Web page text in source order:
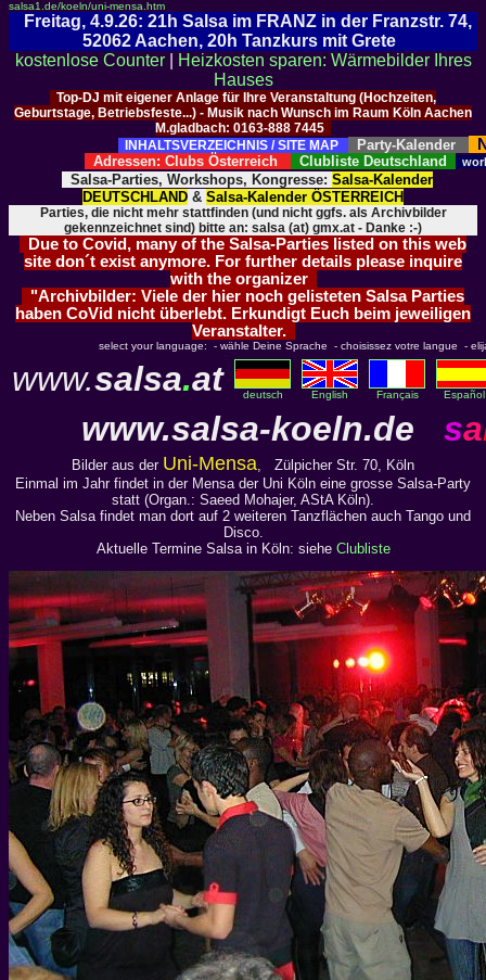
salsa1.de/koeln/uni-mensa.htm
Freitag, 4.9.26: 21h Salsa im FRANZ in der Franzstr. 74,
52062 Aachen, 20h Tanzkurs mit Grete
kostenlose Counter|
Heizkosten sparen: Wärmebilder Ihres
Hauses
Top-DJ mit eigener Anlage für Ihre Veranstaltung (Hochzeiten,
Geburtstage, Betriebsfeste...) - Musik nach Wunsch im Raum Köln Aachen
M.gladbach: 0163-888 7445
INHALTSVERZEICHNIS / SITE MAP
Party-Kalender
Adressen: Clubs Österreich Clubliste Deutschland
Salsa-Parties, Workshops, Kongresse: Salsa-Kalender
DEUTSCHLAND & Salsa-Kalender ÖSTERREICH
Parties, die nicht mehr stattfinden (und nicht ggfs. als Archivbilder
gekennzeichnet sind) bitte an: salsa (at) gmx.at - Danke :-)
Due to Covid, many of the Salsa-Parties listed on this web
site don´t exist anymore. For further details please inquire
with the organizer
"Archivbilder: Viele der hier noch gelisteten Salsa Parties
haben CoVid nicht überlebt. Erkundigt Euch beim jeweiligen
Veranstalter.
select your language: - wähle Deine Sprache - choisissez votre langue -
www.salsa.at deutsch English Français Español
www.salsa-koeln.de sa
Bilder aus der Uni-Mensa, Zülpicher Str. 70, Köln
Einmal im Jahr findet in der Mensa der Uni Köln eine grosse Salsa-Party
statt (Organ.: Saeed Mohajer, AStA Köln).
Neben Salsa findet man dort auf 2 weiteren Tanzflächen auch Tango und
Disco.
Aktuelle Termine Salsa in Köln: siehe Clubliste